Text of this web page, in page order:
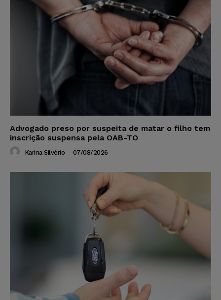
Advogado preso por suspeita de matar o filho tem
inscrição suspensa pela OAB-TO
Karina Silvério - 07/08/2026